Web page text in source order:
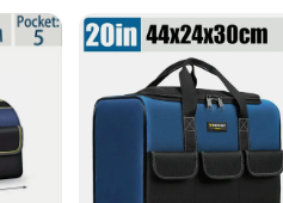
and Lightweight
and Versatile Design**
Oxford fabric, the malette d outil
a mechanic, electrician, or a DIY
are strategically placed to keep